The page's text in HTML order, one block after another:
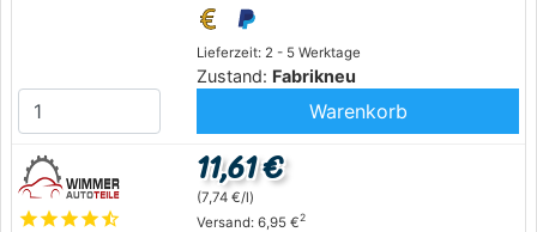
Lieferzeit: 2 - 5 Werktage
Zustand: Fabrikneu
Warenkorb
starstarstarstarstar_half
11,61 €
(7,74 €/l)
Versand: 6,95 €2